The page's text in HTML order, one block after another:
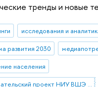
тренды и новые
исследования и
развития 2030
населения
Исследовательский проект НИУ ВШЭ «Экономическое поведение домашних хозяйств»